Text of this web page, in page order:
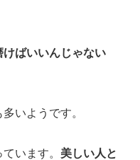
ばいいんじゃない
いようです。
います。 美しい人と